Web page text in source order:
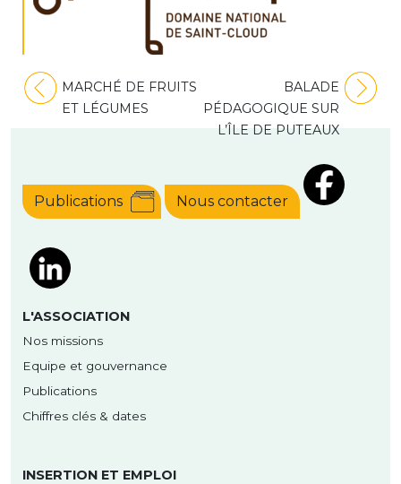
Navigation
de
MARCHÉ DE FRUITS
ET LÉGUMES
BALADE
PÉDAGOGIQUE SUR
L’ÎLE DE PUTEAUX
Publications Nous contacter
L'ASSOCIATION
Nos missions
Equipe et gouvernance
Publications
Chiffres clés & dates
INSERTION ET EMPLOI